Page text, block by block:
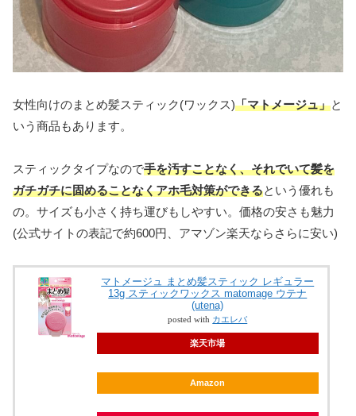
女性向けのまとめ髪スティック(ワックス)「マトメージュ」と
いう商品もあります。
スティックタイプなので手を汚すことなく、それでいて髪を
ガチガチに固めることなくアホ毛対策ができるという優れも
の。サイズも小さく持ち運びもしやすい。価格の安さも魅力
(公式サイトの表記で約600円、アマゾン楽天ならさらに安い)
マトメージュ まとめ髪スティック レギュラー
13g スティックワックス matomage ウテナ
(utena)
posted with カエレバ
楽天市場
Amazon